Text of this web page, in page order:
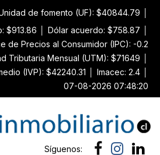
de fomento (UF): $40844.79
$913.86
Dólar acuerdo: $758.87
de Precios al Consumidor (IPC): -0.2
Tributaria Mensual (UTM): $71649
(IVP): $42240.31
Imacec: 2.4
07-08-2026 07:48:20
Síguenos: